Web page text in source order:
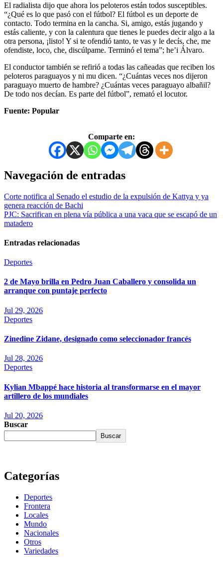
El radialista dijo que ahora los peloteros están todos susceptibles.
“¿Qué es lo que pasó con el fútbol? El fútbol es un deporte de
contacto. Todo termina en la cancha. Si, amigo, estás jugando y
estás caliente, y con la calentura que tienes le puedes decir algo a la
otra persona, ¡listo! Y si te ofendió tanto, te vas y le decís, che, me
ofendiste, loco, che, discúlpame. Terminó el tema”; he’i Álvaro.
El conductor también se refirió a todas las cañeadas que reciben los
peloteros paraguayos y ni mu dicen. “¿Cuántas veces nos dijeron
paraguayo muerto de hambre? ¿Cuántas veces paraguayo albañil?
De todo nos decían. Es parte del fútbol”, remató el locutor.
Fuente: Popular
Comparte en:
Navegación de entradas
Corte notifica al Senado el estudio de la expulsión de Kattya y ya
genera reacción de Bachi
PJC: Sacrifican en plena vía pública a una vaca que se escapó de un
matadero
Entradas relacionadas
Deportes
2 de Mayo brilla en Pedro Juan Caballero y consolida un
arranque con puntaje perfecto
Jul 29, 2026
Deportes
Zinedine Zidane, designado como seleccionador francés
Jul 28, 2026
Deportes
Kylian Mbappé hace historia al transformarse en el mayor
artillero de los mundiales
Jul 20, 2026
Buscar
Buscar
Categorías
Deportes
Frontera
Locales
Mundo
Nacionales
Otros
Variedades